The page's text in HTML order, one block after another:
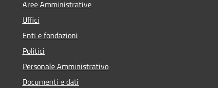
Aree Amministrative
Uffici
Enti e fondazioni
Politici
Personale Amministrativo
Documenti e dati